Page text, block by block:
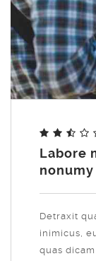
Share
Labore
Detraxit
inimicus,
quas